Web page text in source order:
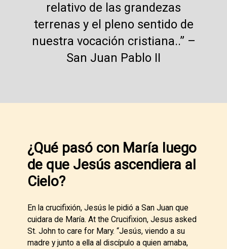
relativo de las grandezas
terrenas y el pleno sentido de
nuestra vocación cristiana..” –
San Juan Pablo II
¿Qué pasó con María luego
de que Jesús ascendiera al
Cielo?
En la crucifixión, Jesús le pidió a San Juan que
cuidara de María. At the Crucifixion, Jesus asked
St. John to care for Mary. “Jesús, viendo a su
madre y junto a ella al discípulo a quien amaba,